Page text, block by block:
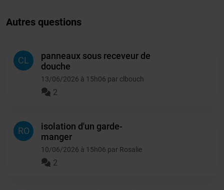
Autres questions
CL
panneaux sous receveur de
douche
13/06/2026 à 15h06 par clbouch
2
RO
isolation d'un garde-
manger
10/06/2026 à 15h06 par Rosalie
2